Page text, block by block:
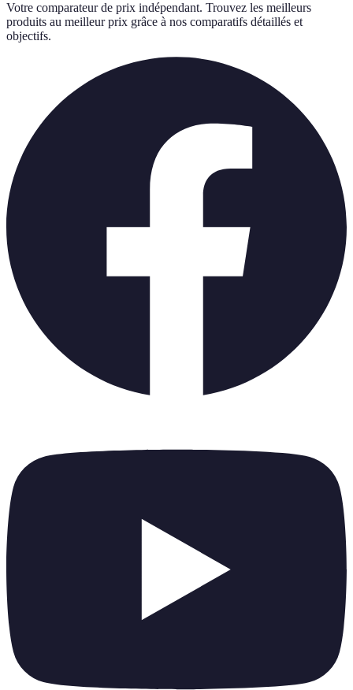
Votre comparateur de prix indépendant. Trouvez les meilleurs
produits au meilleur prix grâce à nos comparatifs détaillés et
objectifs.